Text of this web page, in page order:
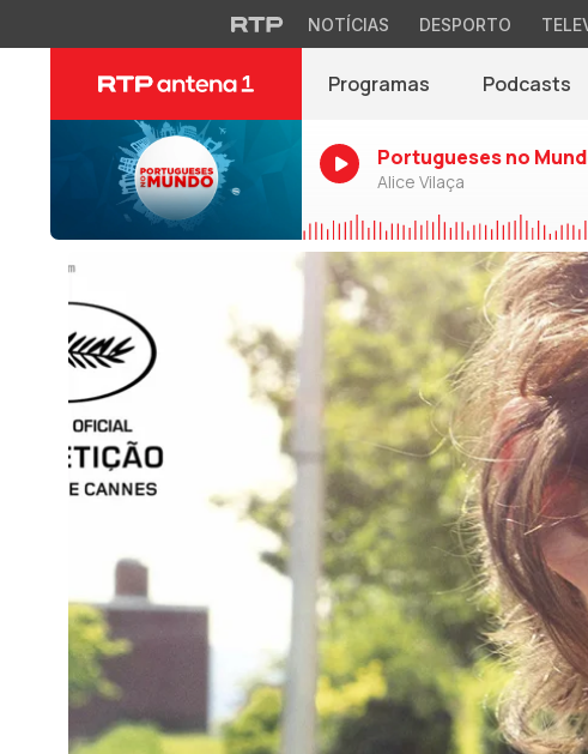
NOTÍCIAS DESPORTO
Programas Podcasts
Portugueses no
Alice Vilaça